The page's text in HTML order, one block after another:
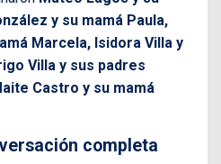
y su mamá Paula,
Marcela, Isidora Villa y
Villa y sus padres
Castro y su mamá
completa